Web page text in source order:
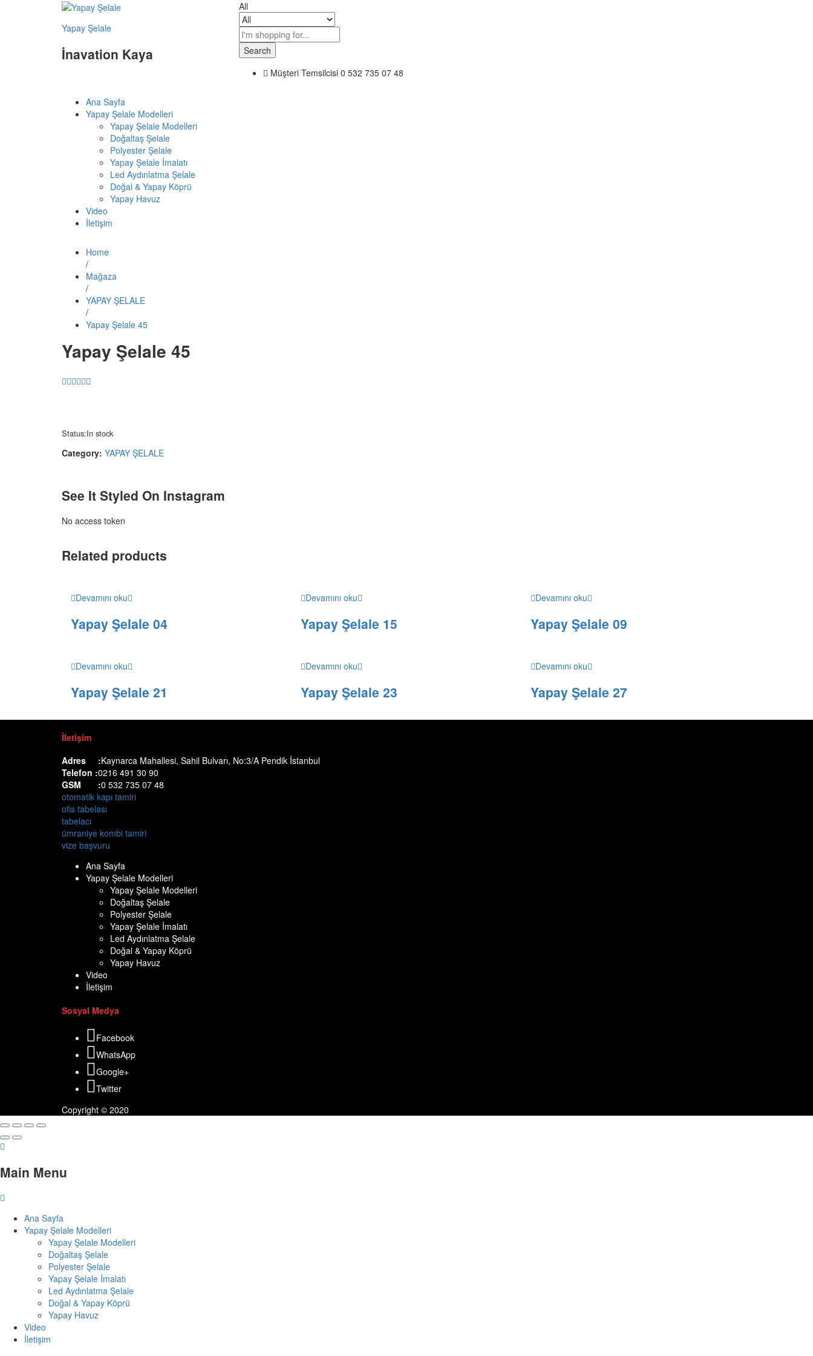
Yapay Şelale
İnavation Kaya
All
Search
Müşteri Temsilcisi 0 532 735 07 48
Ana Sayfa
Yapay Şelale Modelleri
Yapay Şelale Modelleri
Doğaltaş Şelale
Polyester Şelale
Yapay Şelale İmalatı
Led Aydınlatma Şelale
Doğal & Yapay Köprü
Yapay Havuz
Video
İletişim
Home
/
Mağaza
/
YAPAY ŞELALE
/
Yapay Şelale 45
Yapay Şelale 45
Status:In stock
Category: YAPAY ŞELALE
See It Styled On Instagram
No access token
Related products
Devamını oku
Yapay Şelale 04
Devamını oku
Yapay Şelale 15
Devamını oku
Yapay Şelale 09
Devamını oku
Yapay Şelale 21
Devamını oku
Yapay Şelale 23
Devamını oku
Yapay Şelale 27
İletişim
Adres :Kaynarca Mahallesi, Sahil Bulvarı, No:3/A Pendik İstanbul
Telefon :0216 491 30 90
GSM :0 532 735 07 48
otomatik kapı tamiri
ofis tabelası
tabelacı
ümraniye kombi tamiri
vize başvuru
Ana Sayfa
Yapay Şelale Modelleri
Yapay Şelale Modelleri
Doğaltaş Şelale
Polyester Şelale
Yapay Şelale İmalatı
Led Aydınlatma Şelale
Doğal & Yapay Köprü
Yapay Havuz
Video
İletişim
Sosyal Medya
Facebook
WhatsApp
Google+
Twitter
Copyright © 2020
Main Menu
Ana Sayfa
Yapay Şelale Modelleri
Yapay Şelale Modelleri
Doğaltaş Şelale
Polyester Şelale
Yapay Şelale İmalatı
Led Aydınlatma Şelale
Doğal & Yapay Köprü
Yapay Havuz
Video
İletişim